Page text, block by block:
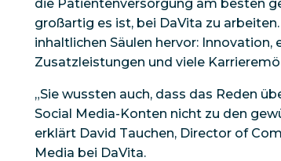
die Patientenversorgung am besten
großartig es ist, bei DaVita zu
inhaltlichen Säulen hervor:
Zusatzleistungen und viele
„Sie wussten auch, dass das Reden
Social Media-Konten nicht zu den
erklärt David Tauchen, Director of
Media bei DaVita.